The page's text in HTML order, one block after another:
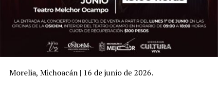
Morelia, Michoacán | 16 de junio de 2026.